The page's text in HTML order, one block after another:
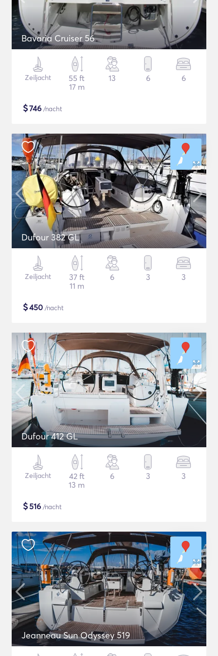
Bavaria Cruiser 56
Zeiljacht
55 ft
17 m
13 6 6
$746 /nacht
Dufour 382 GL
Zeiljacht
37 ft
11 m
6 3 3
$450 /nacht
Dufour 412 GL
Zeiljacht
42 ft
13 m
6 3 3
$516 /nacht
Jeanneau Sun Odyssey 519